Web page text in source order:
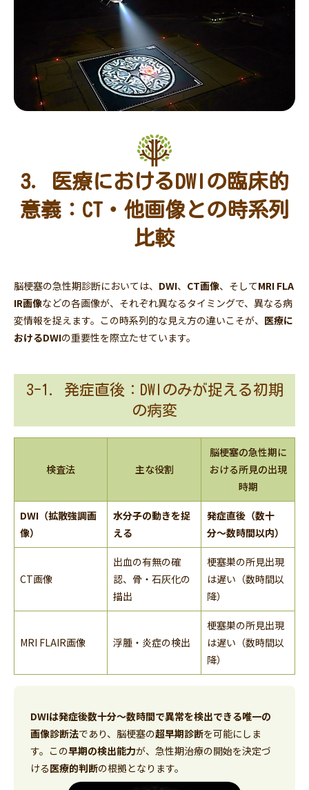
3. 医療におけるDWIの臨床的
意義：CT・他画像との時系列
比較
脳梗塞の急性期診断においては、 DWI、 CT画像、そしてMRI FLA
IR画像などの各画像が、それぞれ異なるタイミングで、異なる病
変情報を捉えます。この時系列的な見え方の違いこそが、 医療に
おけるDWIの重要性を際立たせています。
3-1. 発症直後：DWIのみが捉える初期
の病変
検査法 主な役割
脳梗塞の急性期に
おける所見の出現
時期
DWI（拡散強調画
像）
水分子の動きを捉
える
発症直後（数十
分〜数時間以内）
CT画像
出血の有無の確
認、骨・石灰化の
描出
梗塞巣の所見出現
は遅い（数時間以
降）
MRI FLAIR画像 浮腫・炎症の検出
梗塞巣の所見出現
は遅い（数時間以
降）
DWIは発症後数十分～数時間で異常を検出できる唯一の
画像診断法であり、脳梗塞の超早期診断を可能にしま
す。この早期の検出能力が、急性期治療の開始を決定づ
ける医療的判断の根拠となります。